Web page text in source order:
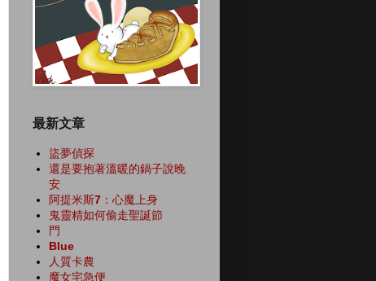
最新文章
盜夢偵探
還是要抱著溫暖的鍋子說晚
安
阿提米斯7：心魔上身
鬼靈精如何偷走聖誕節
門
Blue
人質卡農
魔女宅急便